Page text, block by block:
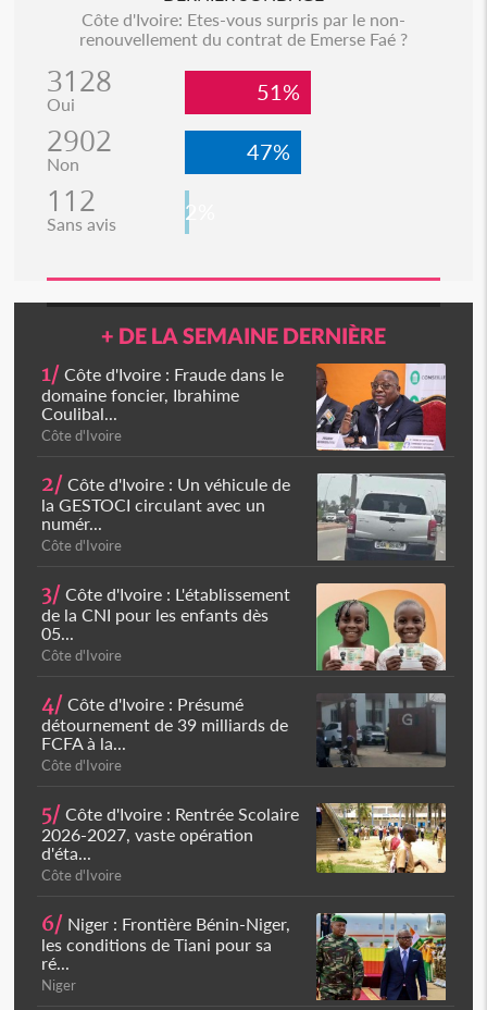
Côte d'Ivoire: Etes-vous surpris par le non-
renouvellement du contrat de Emerse Faé ?
3128
Oui 51%
2902
Non 47%
112
Sans avis 2%
+ DE LA SEMAINE DERNIÈRE
1/ Côte d'Ivoire : Fraude dans le
domaine foncier, Ibrahime
Coulibal...
Côte d'Ivoire
2/ Côte d'Ivoire : Un véhicule de
la GESTOCI circulant avec un
numér...
Côte d'Ivoire
3/ Côte d'Ivoire : L'établissement
de la CNI pour les enfants dès
05...
Côte d'Ivoire
4/ Côte d'Ivoire : Présumé
détournement de 39 milliards de
FCFA à la...
Côte d'Ivoire
5/ Côte d'Ivoire : Rentrée Scolaire
2026-2027, vaste opération
d'éta...
Côte d'Ivoire
6/ Niger : Frontière Bénin-Niger,
les conditions de Tiani pour sa
ré...
Niger